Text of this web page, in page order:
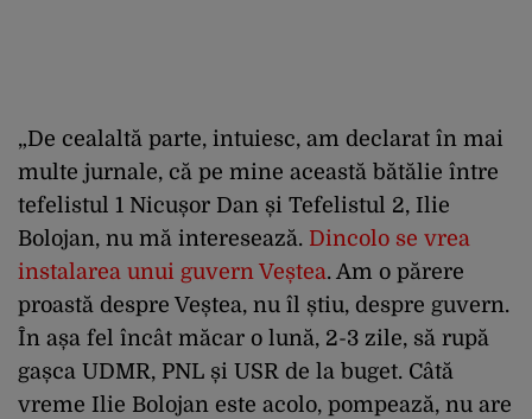
„De cealaltă parte, intuiesc, am declarat în mai
multe jurnale, că pe mine această bătălie între
tefelistul 1 Nicușor Dan și Tefelistul 2, Ilie
Bolojan, nu mă interesează. Dincolo se vrea
instalarea unui guvern Veștea. Am o părere
proastă despre Veștea, nu îl știu, despre guvern.
În așa fel încât măcar o lună, 2-3 zile, să rupă
gașca UDMR, PNL și USR de la buget. Câtă
vreme Ilie Bolojan este acolo, pompează, nu are